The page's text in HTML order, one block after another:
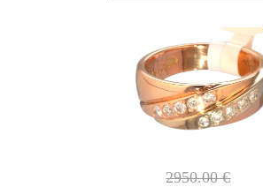
2950.00€